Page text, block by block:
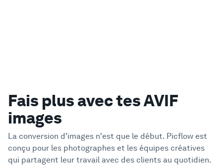
Fais plus avec tes AVIF
images
La conversion d'images n'est que le début. Picflow est
conçu pour les photographes et les équipes créatives
qui partagent leur travail avec des clients au quotidien.